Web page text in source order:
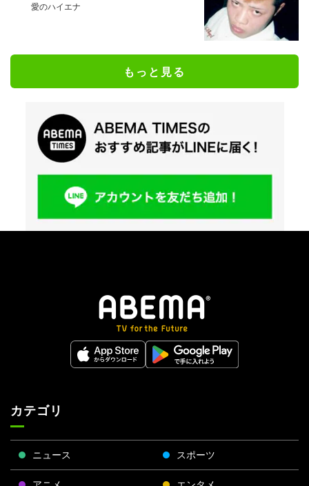
愛のハイエナ
もっと見る
カテゴリ
ニュース スポーツ